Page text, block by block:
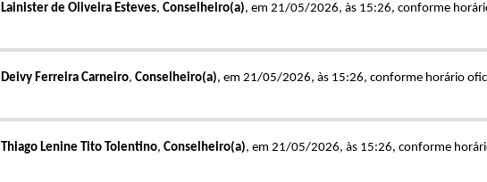
Lainister de Oliveira Esteves, Conselheiro(a), em 21/05/2026, às 15:26, conforme
Deivy Ferreira Carneiro, Conselheiro(a), em 21/05/2026, às 15:26, conforme horário
Thiago Lenine Tito Tolentino, Conselheiro(a), em 21/05/2026, às 15:26, conforme